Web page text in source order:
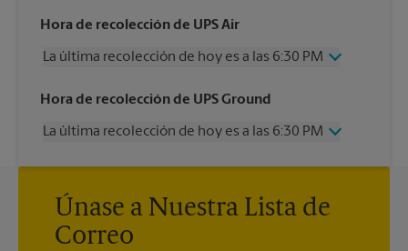
Hora de recolección de UPS Air
La última recolección de hoy es a las 6:30 PM
Miércoles
6:30 PM
Viernes
6:30 PM
Lunes
6:30 PM
Martes
6:30 PM
Hora de recolección de UPS Ground
La última recolección de hoy es a las 6:30 PM
Miércoles
6:30 PM
Jueves
Viernes
6:30 PM
Sábado
Únase a Nuestra Lista de
Correo